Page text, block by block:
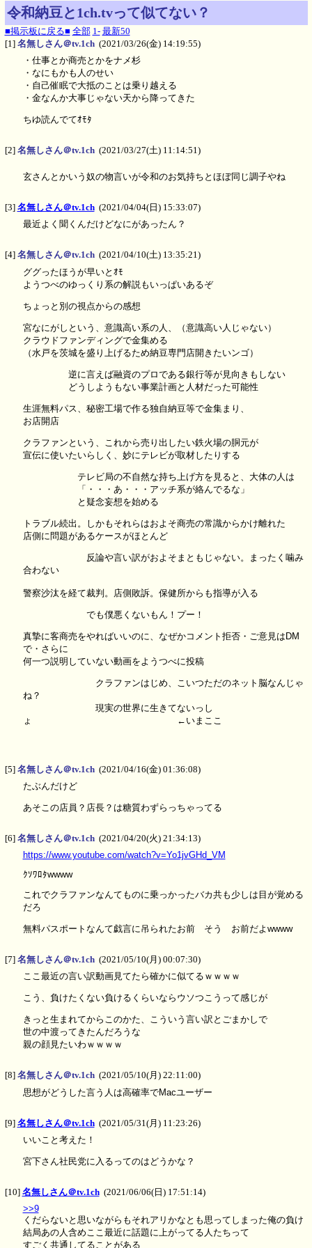
令和納豆と1ch.tvって似てない？
■掲示板に戻る■ 全部 1- 最新50
[1] 名無しさん＠tv.1ch (2021/03/26(金) 14:19:55)
・仕事とか商売とかをナメ杉
・なにもかも人のせい
・自己催眠で大抵のことは乗り越える
・金なんか大事じゃない天から降ってきた
ちゆ読んでてｵﾓﾀ
[2] 名無しさん＠tv.1ch (2021/03/27(土) 11:14:51)
玄さんとかいう奴の物言いが令和のお気持ちとほぼ同じ調子やね
[3] 名無しさん＠tv.1ch (2021/04/04(日) 15:33:07)
最近よく聞くんだけどなにがあったん？
[4] 名無しさん＠tv.1ch (2021/04/10(土) 13:35:21)
ググったほうが早いとｵﾓ
ようつべのゆっくり系の解説もいっぱいあるぞ
ちょっと別の視点からの感想
宮なにがしという、意識高い系の人、（意識高い人じゃない）
クラウドファンディングで金集める
（水戸を茨城を盛り上げるため納豆専門店開きたいンゴ）
逆に言えば融資のプロである銀行等が見向きもしない
どうしようもない事業計画と人材だった可能性
生涯無料パス、秘密工場で作る独自納豆等で金集まり、
お店開店
クラファンという、これから売り出したい鉄火場の胴元が
宣伝に使いたいらしく、妙にテレビが取材したりする
テレビ局の不自然な持ち上げ方を見ると、大体の人は
「・・・あ・・・アッチ系が絡んでるな」
と疑念妄想を始める
トラブル続出。しかもそれらはおよそ商売の常識からかけ離れた
店側に問題があるケースがほとんど
反論や言い訳がおよそまともじゃない。まったく噛み
合わない
警察沙汰を経て裁判。店側敗訴。保健所からも指導が入る
でも僕悪くないもん！プー！
真摯に客商売をやればいいのに、なぜかコメント拒否・ご意見はDM
で・さらに
何一つ説明していない動画をようつべに投稿
クラファンはじめ、こいつただのネット脳なんじゃ
ね？
現実の世界に生きてないっし
ょ ←いまここ
[5] 名無しさん＠tv.1ch (2021/04/16(金) 01:36:08)
たぶんだけど
あそこの店員？店長？は糖質わずらっちゃってる
[6] 名無しさん＠tv.1ch (2021/04/20(火) 21:34:13)
https://www.youtube.com/watch?v=Yo1jvGHd_VM
ｸｿﾜﾛﾀwwww
これでクラファンなんてものに乗っかったバカ共も少しは目が覚める
だろ
無料パスポートなんて戯言に吊られたお前 そう お前だよwwww
[7] 名無しさん＠tv.1ch (2021/05/10(月) 00:07:30)
ここ最近の言い訳動画見てたら確かに似てるｗｗｗｗ
こう、負けたくない負けるくらいならウソつこうって感じが
きっと生まれてからこのかた、こういう言い訳とごまかしで
世の中渡ってきたんだろうな
親の顔見たいわｗｗｗｗ
[8] 名無しさん＠tv.1ch (2021/05/10(月) 22:11:00)
思想がどうした言う人は高確率でMacユーザー
[9] 名無しさん＠tv.1ch (2021/05/31(月) 11:23:26)
いいこと考えた！
宮下さん社民党に入るってのはどうかな？
[10] 名無しさん＠tv.1ch (2021/06/06(日) 17:51:14)
>>9
くだらないと思いながらもそれアリかなとも思ってしまった俺の負け
結局あの人含めここ最近に話題に上がってる人たちって
すごく共通してることがある